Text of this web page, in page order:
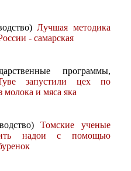
Лучшая методика
- самарская
программы,
запустили цех по
молока и мяса яка
Томские ученые
надои с помощью